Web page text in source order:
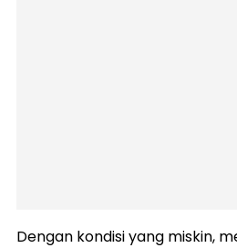
Dengan kondisi yang miskin,